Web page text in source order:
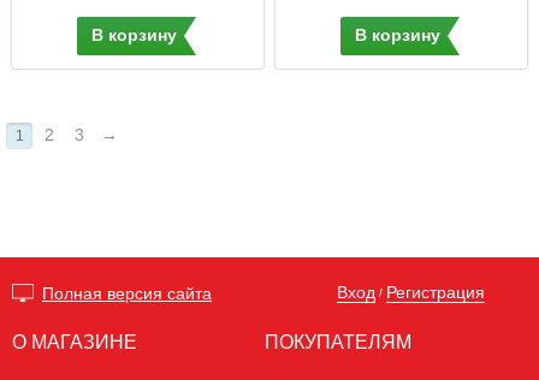
В корзину В корзину
1 2 3 →
Полная версия сайта Вход / Регистрация
О МАГАЗИНЕ ПОКУПАТЕЛЯМ